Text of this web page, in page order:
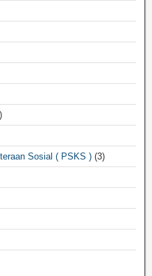
Sosial ( PSKS ) (3)